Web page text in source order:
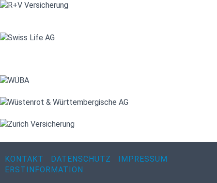
KONTAKT DATENSCHUTZ
IMPRESSUM
ERSTINFORMATION